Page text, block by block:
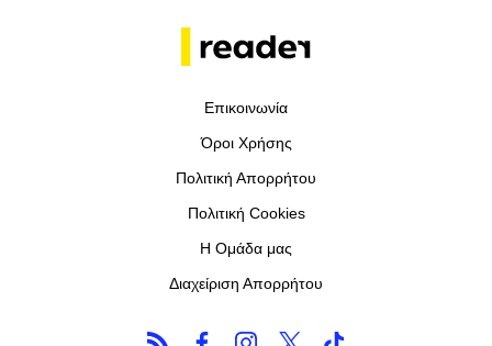
Επικοινωνία
Όροι Χρήσης
Πολιτική Απορρήτου
Πολιτική Cookies
Η Ομάδα μας
Διαχείριση Απορρήτου